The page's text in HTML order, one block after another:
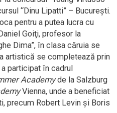
“Dinu Lipatti” – Bucureşti.
pentru a putea lucra cu
Goiţi, profesor la
Dima”, în clasa căruia se
artistică se completează prin
participat în cadrul
Academyde la Salzburg
Vienna, unde a beneficiat
precum Robert Levin și Boris